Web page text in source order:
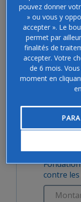
Je donne tous
contre
contre
pouvez donner
» ou vous y
accepter ». Le
permet par
finalités de
accepter. Votre
de 6 mois.
moment en